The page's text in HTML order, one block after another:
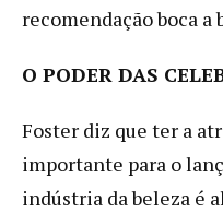
recomendação boca a
O PODER DAS
Foster diz que ter a
importante para o
indústria da beleza é